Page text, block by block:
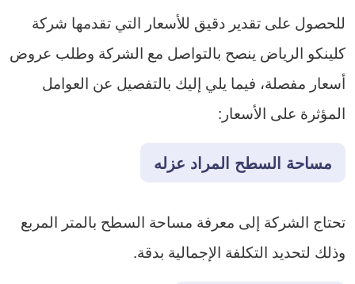
للحصول على تقدير دقيق للأسعار التي تقدمها شركة
كلينكو الرياض ينصح بالتواصل مع الشركة وطلب عروض
أسعار مفصلة، فيما يلي إليك بالتفصيل عن العوامل
المؤثرة على الأسعار:
مساحة السطح المراد عزله
تحتاج الشركة إلى معرفة مساحة السطح بالمتر المربع
وذلك لتحديد التكلفة الإجمالية بدقة.